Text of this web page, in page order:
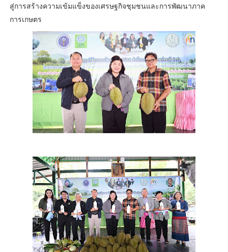
สู่การสร้างความเข้มแข็งของเศรษฐกิจชุมชนและการพัฒนาภาค
การเกษตร